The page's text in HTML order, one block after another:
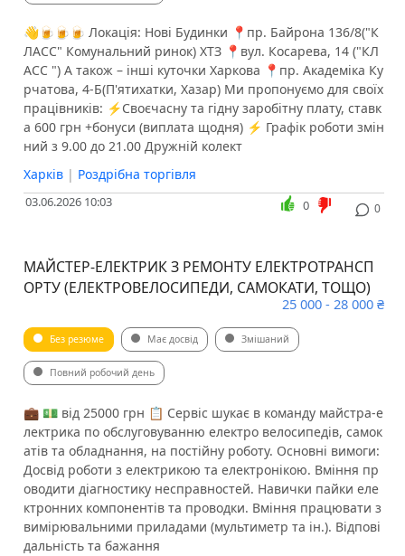
👋🍺🍺🍺 Локація: Нові Будинки 📍пр. Байрона 136/8("К
ЛАСС" Комунальний ринок) ХТЗ 📍вул. Косарева, 14 ("КЛ
АСС ") А також – інші куточки Харкова 📍пр. Академіка Ку
рчатова, 4-Б(П'ятихатки, Хазар) Ми пропонуємо для своїх
працівників: ⚡️Своєчасну та гідну заробітну плату, ставк
а 600 грн +бонуси (виплата щодня) ⚡️ Графік роботи змін
ний з 9.00 до 21.00 ️Дружній колект
Харків | Роздрібна торгівля
03.06.2026 10:03 0
0
МАЙСТЕР-ЕЛЕКТРИК З РЕМОНТУ ЕЛЕКТРОТРАНСП
ОРТУ (ЕЛЕКТРОВЕЛОСИПЕДИ, САМОКАТИ, ТОЩО)
25 000 - 28 000 ₴
Без резюме Має досвід Змішаний
Повний робочий день
💼 💵 від 25000 грн 📋 Сервіс шукає в команду майстра-е
лектрика по обслуговуванню електро велосипедів, самок
атів та обладнання, на постійну роботу. Основні вимоги:
Досвід роботи з електрикою та електронікою. Вміння пр
оводити діагностику несправностей. Навички пайки еле
ктронних компонентів та проводки. Вміння працювати з
вимірювальними приладами (мультиметр та ін.). Відпові
дальність та бажання